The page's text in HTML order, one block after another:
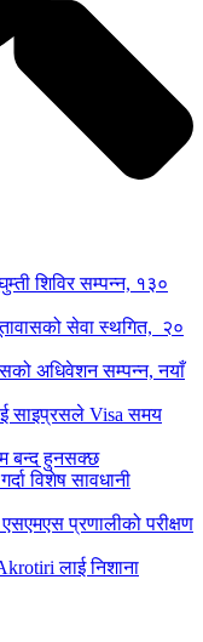
शिविर सम्पन्न, १३०
सेवा स्थगित, २०
अधिवेशन सम्पन्न, नयाँ
साइप्रसले Visa समय
बन्द हुनसक्छ
विशेष सावधानी
प्रणालीको परीक्षण
लाई निशाना